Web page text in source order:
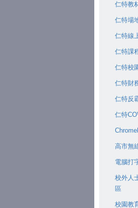
仁特教
仁特場
仁特線
仁特課
仁特校
仁特財
仁特反
仁特
高市無
電腦打
校外人
區
校園教